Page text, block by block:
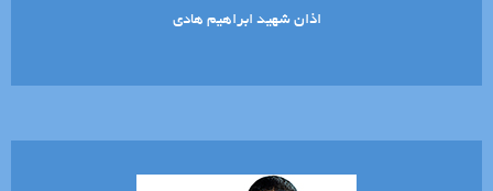
اذان شهید ابراهیم هادی